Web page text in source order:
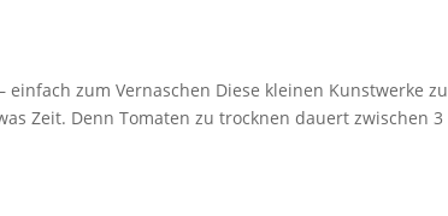
zum Vernaschen Diese kleinen Kunstwerke zu
Zeit. Denn Tomaten zu trocknen dauert zwischen 3